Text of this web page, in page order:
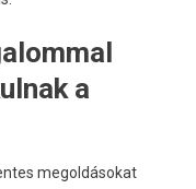
a
megoldásokat